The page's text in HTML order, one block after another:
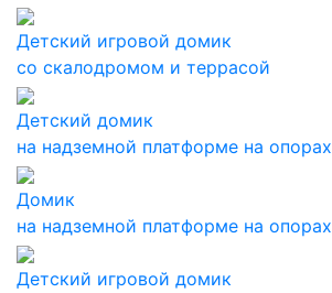
Детский игровой домик
со скалодромом и террасой
Детский домик
на надземной платформе на опорах
Домик
на надземной платформе на опорах
Детский игровой домик